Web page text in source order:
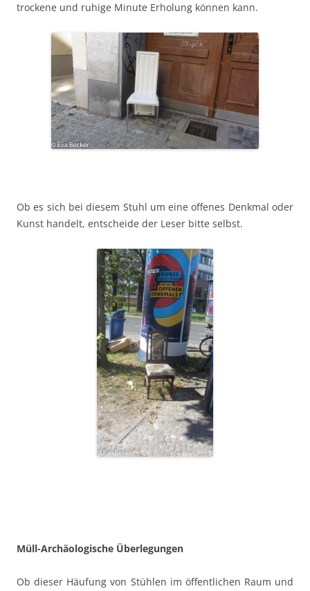
trockene und ruhige Minute Erholung können kann.
Ob es sich bei diesem Stuhl um eine offenes Denkmal oder
Kunst handelt, entscheide der Leser bitte selbst.
Müll-Archäologische Überlegungen
Ob dieser Häufung von Stühlen im öffentlichen Raum und